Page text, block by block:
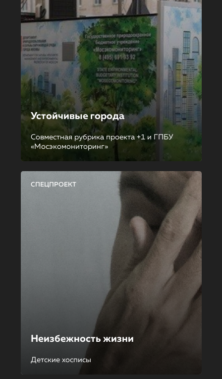
Устойчивые города
Совместная рубрика проекта +1 и ГПБУ
«Мосэкомониторинг»
СПЕЦПРОЕКТ
Неизбежность жизни
Детские хосписы